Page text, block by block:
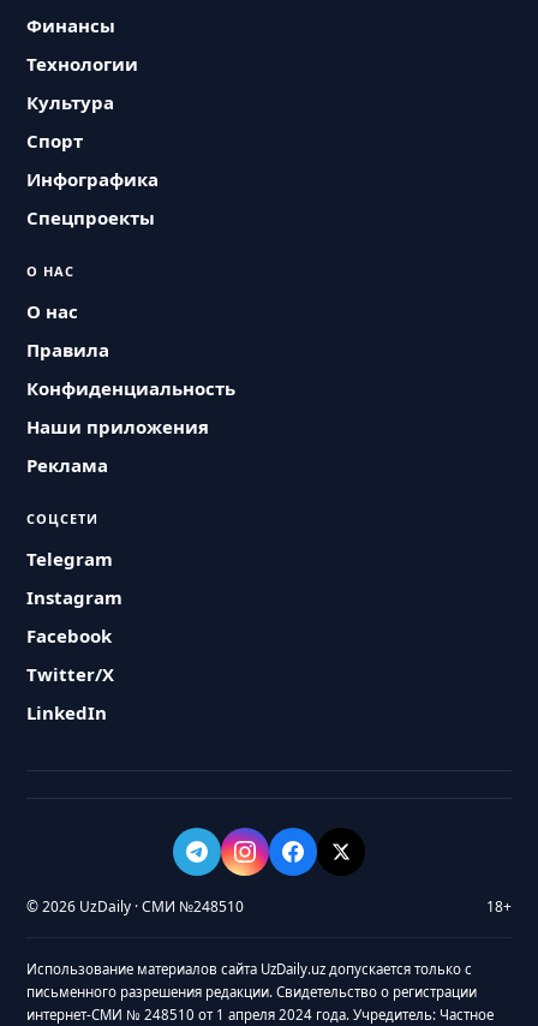
Финансы
Технологии
Культура
Спорт
Инфографика
Спецпроекты
О НАС
О нас
Правила
Конфиденциальность
Наши приложения
Реклама
СОЦСЕТИ
Telegram
Instagram
Facebook
Twitter/X
LinkedIn
© 2026 UzDaily · СМИ №248510 18+
Использование материалов сайта UzDaily.uz допускается только с
письменного разрешения редакции. Свидетельство о регистрации
интернет-СМИ № 248510 от 1 апреля 2024 года. Учредитель: Частное